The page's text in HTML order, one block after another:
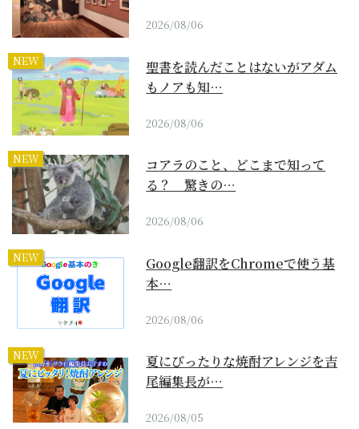
2026/08/06
NEW
聖書を読んだことはないがアダム
もノアも知…
2026/08/06
NEW
コアラのこと、どこまで知って
る？ 驚きの…
2026/08/06
NEW
Google翻訳をChromeで使う基
本…
2026/08/06
NEW
夏にぴったりな焼酎アレンジを吉
尾編集長が…
2026/08/05